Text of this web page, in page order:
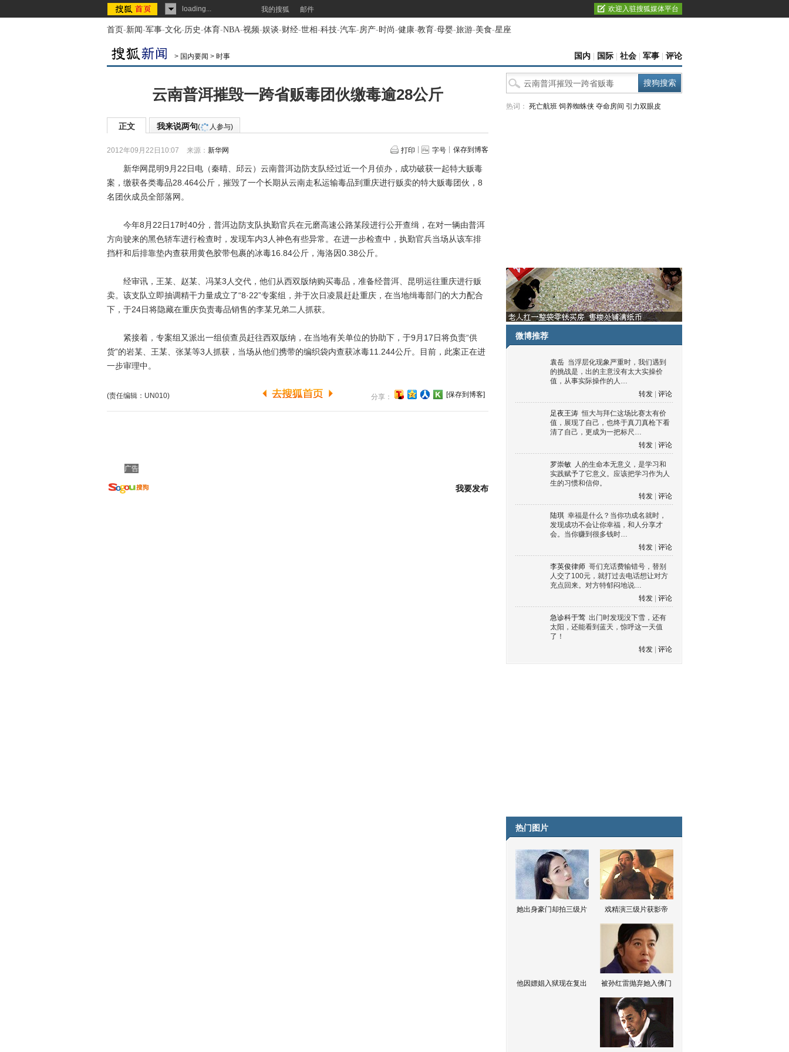
loading... 我的搜狐 邮件 欢迎入驻搜狐媒体平台
首页-新闻-军事-文化-历史-体育-NBA-视频-娱谈-财经-世相-科技-汽车-房产-时尚-健康-教育-母婴-旅游-美食-星座
> 国内要闻 > 时事 国内 国际 社会 军事 评论
云南普洱摧毁一跨省贩毒团伙缴毒逾28公斤
正文 我来说两句( 人参与)
2012年09月22日10:07 来源： 新华网 打印 字号 保存到博客
新华网昆明9月22日电（秦晴、邱云）云南普洱边防支队经过近一个月侦办，成功破获一起特大贩毒
案，缴获各类毒品28.464公斤，摧毁了一个长期从云南走私运输毒品到重庆进行贩卖的特大贩毒团伙，8
名团伙成员全部落网。
今年8月22日17时40分，普洱边防支队执勤官兵在元磨高速公路某段进行公开查缉，在对一辆由普洱
方向驶来的黑色轿车进行检查时，发现车内3人神色有些异常。在进一步检查中，执勤官兵当场从该车排
挡杆和后排靠垫内查获用黄色胶带包裹的冰毒16.84公斤，海洛因0.38公斤。
经审讯，王某、赵某、冯某3人交代，他们从西双版纳购买毒品，准备经普洱、昆明运往重庆进行贩
卖。该支队立即抽调精干力量成立了“8·22”专案组，并于次日凌晨赶赴重庆，在当地缉毒部门的大力配合
下，于24日将隐藏在重庆负责毒品销售的李某兄弟二人抓获。
紧接着，专案组又派出一组侦查员赶往西双版纳，在当地有关单位的协助下，于9月17日将负责“供
货”的岩某、王某、张某等3人抓获，当场从他们携带的编织袋内查获冰毒11.244公斤。目前，此案正在进
一步审理中。
(责任编辑：UN010) 分享： [保存到博客]
广告
我要发布
热词： 死亡航班 饲养蜘蛛侠 夺命房间 引力双眼皮
微博推荐
袁岳 当浮层化现象严重时，我们遇到
的挑战是，出的主意没有太大实操价
值，从事实际操作的人…
转发
评论
足夜王涛 恒大与拜仁这场比赛太有价
值，展现了自己，也终于真刀真枪下看
清了自己，更成为一把标尺…
转发
评论
罗崇敏 人的生命本无意义，是学习和
实践赋予了它意义。应该把学习作为人
生的习惯和信仰。
转发
评论
陆琪 幸福是什么？当你功成名就时，
发现成功不会让你幸福，和人分享才
会。当你赚到很多钱时…
转发
评论
李英俊律师 哥们充话费输错号，替别
人交了100元，就打过去电话想让对方
充点回来。对方特郁闷地说…
转发
评论
急诊科于莺 出门时发现没下雪，还有
太阳，还能看到蓝天，惊呼这一天值
了！
转发
评论
热门图片
她出身豪门却拍三级片 戏精演三级片获影帝
他因嫖娼入狱现在复出 被孙红雷抛弃她入佛门